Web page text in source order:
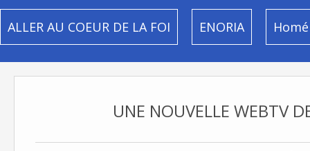
ALLER AU COEUR DE LA FOI ENORIA
UNE NOUVELLE WEBTV